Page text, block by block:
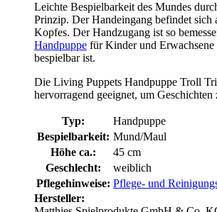
Leichte Bespielbarkeit des Mundes
Prinzip. Der Handeingang befindet sich
Kopfes. Der Handzugang ist so
Handpuppe für Kinder und Erwachsene
bespielbar ist.
Die Living Puppets Handpuppe Troll
hervorragend geeignet, um Geschichten
Typ:
Handpuppe
Bespielbarkeit: Mund/Maul
Höhe ca.:
45 cm
Geschlecht:
weiblich
Pflegehinweise: Pflege- und
Hersteller: